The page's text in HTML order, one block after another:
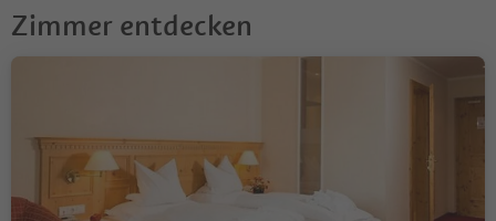
Zimmer entdecken